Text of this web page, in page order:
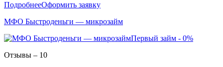
ПодробнееОформить заявку
МФО Быстроденьги — микрозайм
Первый займ - 0%
Отзывы – 10